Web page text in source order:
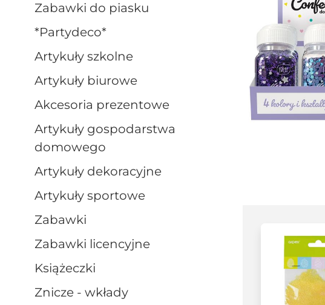
zabawki do piasku
*partydeco*
artykuły szkolne
artykuły biurowe
akcesoria prezentowe
artykuły gospodarstwa
domowego
artykuły dekoracyjne
artykuły sportowe
zabawki
zabawki licencyjne
książeczki
znicze - wkłady